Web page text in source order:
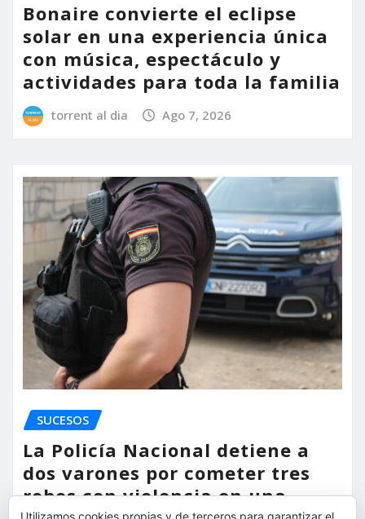
Bonaire convierte el eclipse
solar en una experiencia única
con música, espectáculo y
actividades para toda la familia
torrent al dia Ago 7, 2026
SUCESOS
La Policía Nacional detiene a
dos varones por cometer tres
robos con violencia en una
Utilizamos cookies propias y de terceros para garantizar el